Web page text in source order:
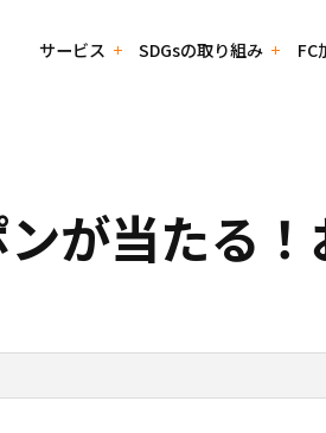
サービス SDGsの取り組み FC
環境・社会貢献
ム 本部採用お問い合わ
が当たる！